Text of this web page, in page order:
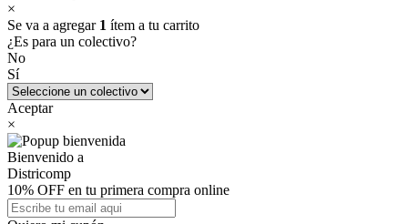
×
Se va a agregar 1 ítem a tu carrito
¿Es para un colectivo?
No
Sí
Aceptar
×
Bienvenido a
Districomp
10% OFF en tu primera compra online